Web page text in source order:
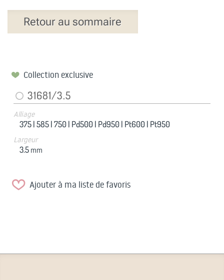
Retour au sommaire
Collection exclusive
31681/3.5
Alliage
375 |585 |750 | Pd500 | Pd950 | Pt600 | Pt950
Largeur
3.5 mm
Ajouter à ma liste de favoris